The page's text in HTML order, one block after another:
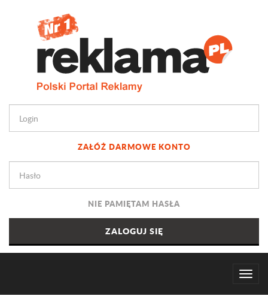
ZAŁÓŻ DARMOWE KONTO
NIE PAMIĘTAM HASŁA